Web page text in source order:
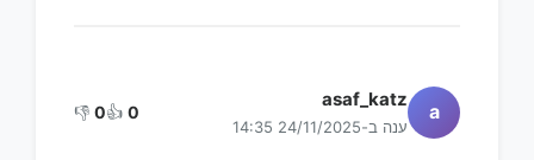
a
asaf_katz
ענה ב-24/11/2025 14:35
0
👍
0
👎